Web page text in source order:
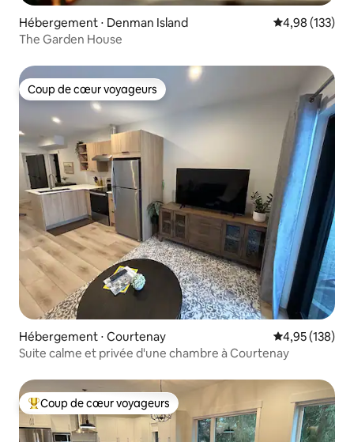
Hébergement ⋅ Denman Island Évaluation
4,98 (133)
The Garden House
Coup de cœur voyageurs
Coup de cœur voyageurs
Hébergement ⋅ Courtenay Évaluation
4,95 (138)
Suite calme et privée d'une chambre à Courtenay
Coups de cœur voyageurs les plus appréciés
Coup de cœur voyageurs